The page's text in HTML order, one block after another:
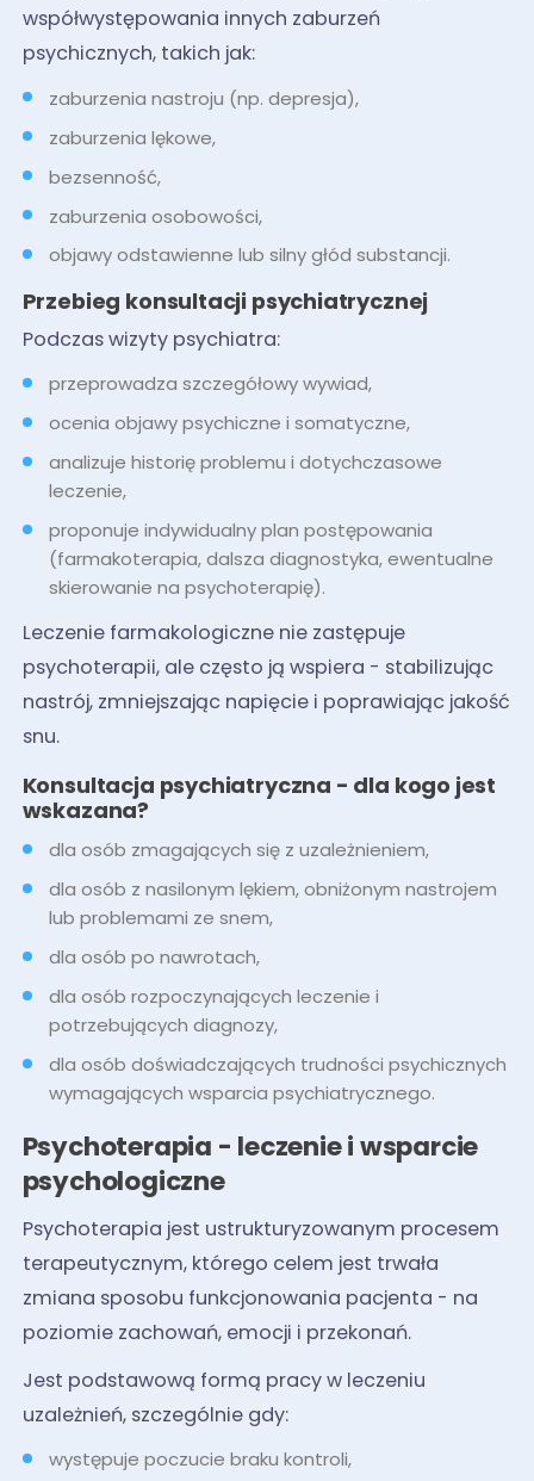
współwystępowania innych zaburzeń
psychicznych, takich jak:
zaburzenia nastroju (np. depresja),
zaburzenia lękowe,
bezsenność,
zaburzenia osobowości,
objawy odstawienne lub silny głód substancji.
Przebieg konsultacji psychiatrycznej
Podczas wizyty psychiatra:
przeprowadza szczegółowy wywiad,
ocenia objawy psychiczne i somatyczne,
analizuje historię problemu i dotychczasowe
leczenie,
proponuje indywidualny plan postępowania
(farmakoterapia, dalsza diagnostyka, ewentualne
skierowanie na psychoterapię).
Leczenie farmakologiczne nie zastępuje
psychoterapii, ale często ją wspiera - stabilizując
nastrój, zmniejszając napięcie i poprawiając jakość
snu.
Konsultacja psychiatryczna - dla kogo jest
wskazana?
dla osób zmagających się z uzależnieniem,
dla osób z nasilonym lękiem, obniżonym nastrojem
lub problemami ze snem,
dla osób po nawrotach,
dla osób rozpoczynających leczenie i
potrzebujących diagnozy,
dla osób doświadczających trudności psychicznych
wymagających wsparcia psychiatrycznego.
Psychoterapia - leczenie i wsparcie
psychologiczne
Psychoterapia jest ustrukturyzowanym procesem
terapeutycznym, którego celem jest trwała
zmiana sposobu funkcjonowania pacjenta - na
poziomie zachowań, emocji i przekonań.
Jest podstawową formą pracy w leczeniu
uzależnień, szczególnie gdy:
występuje poczucie braku kontroli,